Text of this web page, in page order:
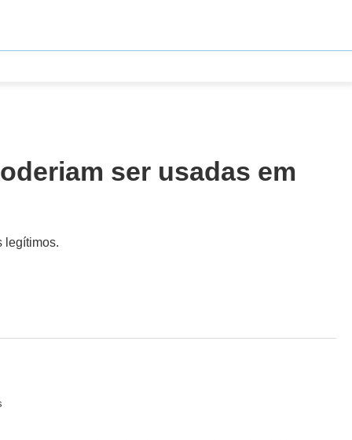
ser usadas em
legítimos.